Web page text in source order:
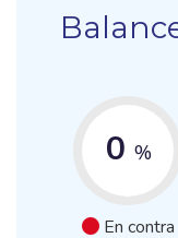
0 %
En contra